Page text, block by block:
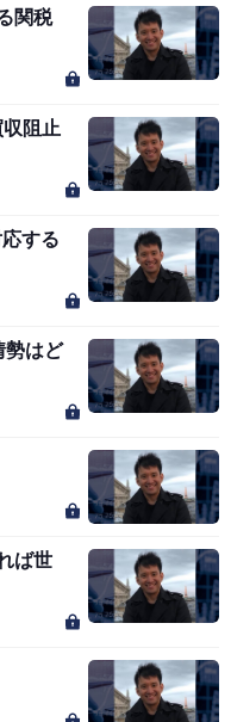
関税
阻止
する
勢はど
ば世